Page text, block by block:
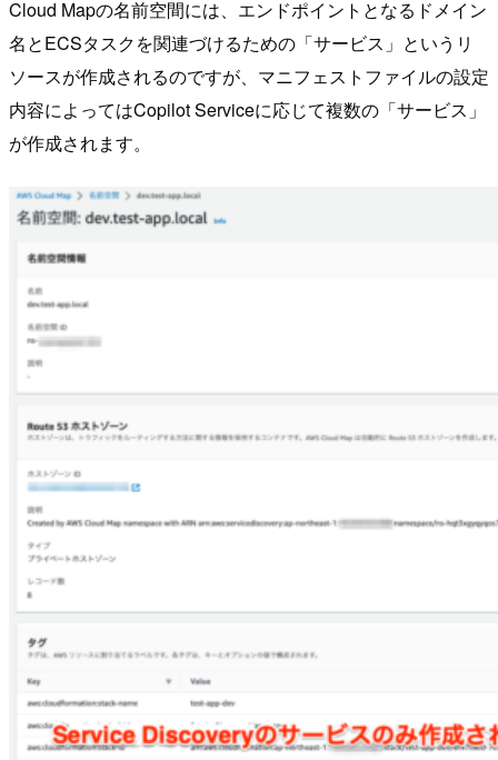
Cloud Mapの名前空間には、エンドポイントとなるドメイン
名とECSタスクを関連づけるための「サービス」というリ
ソースが作成されるのですが、マニフェストファイルの設定
内容によってはCopilot Serviceに応じて複数の「サービス」
が作成されます。